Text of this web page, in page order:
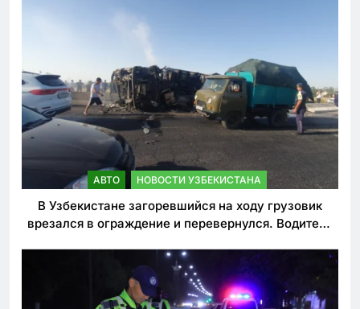
АВТО НОВОСТИ УЗБЕКИСТАНА
В Узбекистане загоревшийся на ходу грузовик
врезался в ограждение и перевернулся. Водитель